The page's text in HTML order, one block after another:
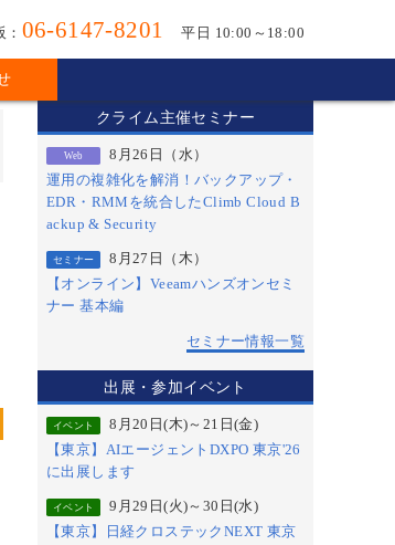
： 06-6147-8201 平日 10:00～18:00
クライム主催セミナー
Web
8月26日（水）
運用の複雑化を解消！バックアップ・
EDR・RMMを統合したClimb Cloud B
ackup & Security
セミナー
8月27日（木）
【オンライン】Veeamハンズオンセミ
ナー 基本編
セミナー情報一覧
出展・参加イベント
イベント
8月20日(木)～21日(金)
【東京】AIエージェントDXPO 東京'26
に出展します
イベント
9月29日(火)～30日(水)
【東京】日経クロステックNEXT 東京